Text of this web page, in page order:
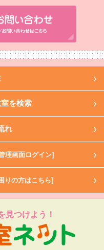
を検索
れ
理画面ログイン]
りの方はこちら]
見つけよう！